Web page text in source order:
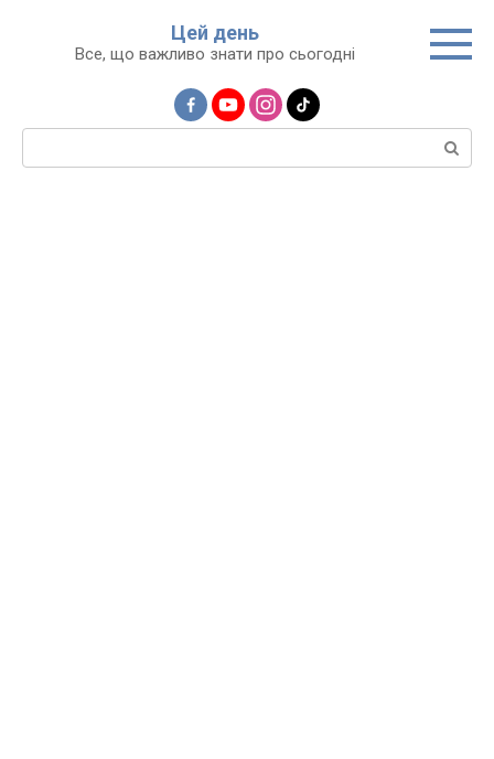
Цей день
Все, що важливо знати про сьогодні
Пошук: